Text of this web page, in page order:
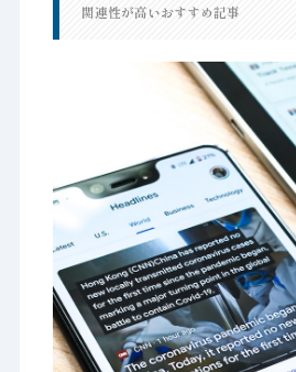
関連性が高いおすすめ記事